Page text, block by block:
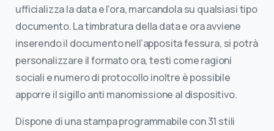
ufficializza la data e l’ora, marcandola su qualsiasi tipo
documento. La timbratura della data e ora avviene
inserendo il documento nell’apposita fessura, si potrà
personalizzare il formato ora, testi come ragioni
sociali e numero di protocollo inoltre è possibile
apporre il sigillo anti manomissione al dispositivo.
Dispone di una stampa programmabile con 31 stili